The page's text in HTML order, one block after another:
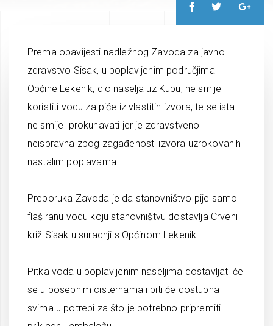
Prema obavijesti nadležnog Zavoda za javno
zdravstvo Sisak, u poplavljenim područjima
Općine Lekenik, dio naselja uz Kupu, ne smije
koristiti vodu za piće iz vlastitih izvora, te se ista
ne smije prokuhavati jer je zdravstveno
neispravna zbog zagađenosti izvora uzrokovanih
nastalim poplavama.
Preporuka Zavoda je da stanovništvo pije samo
flaširanu vodu koju stanovništvu dostavlja Crveni
križ Sisak u suradnji s Općinom Lekenik.
Pitka voda u poplavljenim naseljima dostavljati će
se u posebnim cisternama i biti će dostupna
svima u potrebi za što je potrebno pripremiti